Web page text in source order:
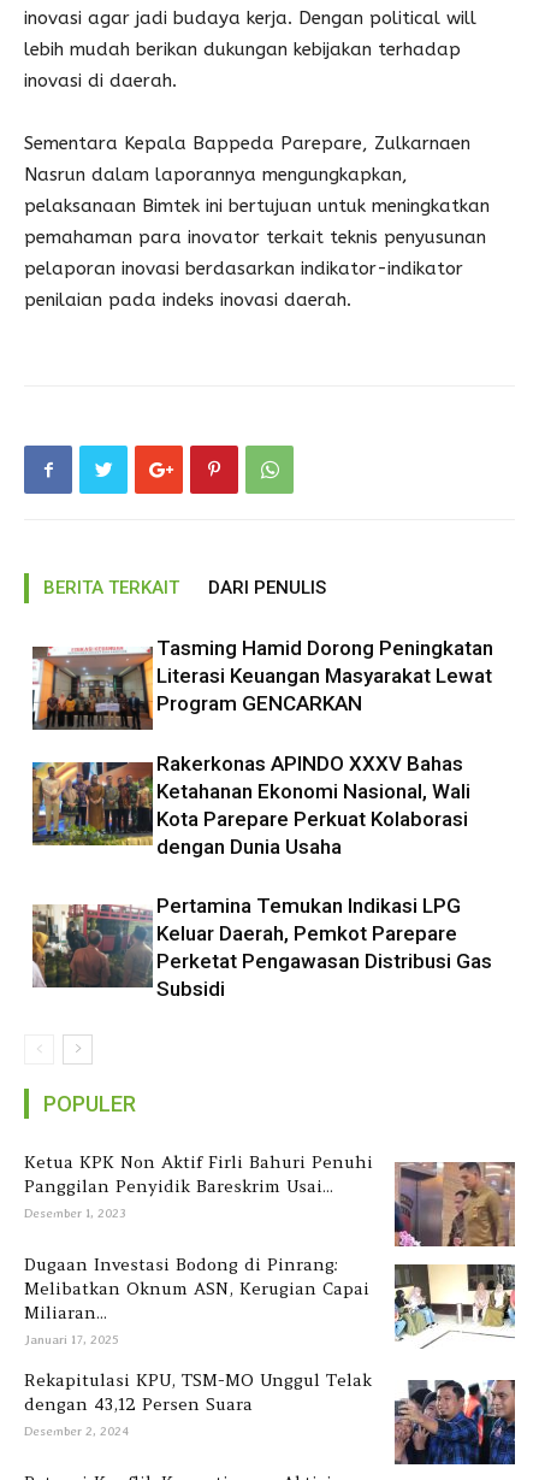
inovasi agar jadi budaya kerja. Dengan political will
lebih mudah berikan dukungan kebijakan terhadap
inovasi di daerah.
Sementara Kepala Bappeda Parepare, Zulkarnaen
Nasrun dalam laporannya mengungkapkan,
pelaksanaan Bimtek ini bertujuan untuk meningkatkan
pemahaman para inovator terkait teknis penyusunan
pelaporan inovasi berdasarkan indikator-indikator
penilaian pada indeks inovasi daerah.
BERITA TERKAIT DARI PENULIS
Tasming Hamid Dorong Peningkatan
Literasi Keuangan Masyarakat Lewat
Program GENCARKAN
Rakerkonas APINDO XXXV Bahas
Ketahanan Ekonomi Nasional, Wali
Kota Parepare Perkuat Kolaborasi
dengan Dunia Usaha
Pertamina Temukan Indikasi LPG
Keluar Daerah, Pemkot Parepare
Perketat Pengawasan Distribusi Gas
Subsidi
POPULER
Ketua KPK Non Aktif Firli Bahuri Penuhi
Panggilan Penyidik Bareskrim Usai...
Desember 1, 2023
Dugaan Investasi Bodong di Pinrang:
Melibatkan Oknum ASN, Kerugian Capai
Miliaran...
Januari 17, 2025
Rekapitulasi KPU, TSM-MO Unggul Telak
dengan 43,12 Persen Suara
Desember 2, 2024